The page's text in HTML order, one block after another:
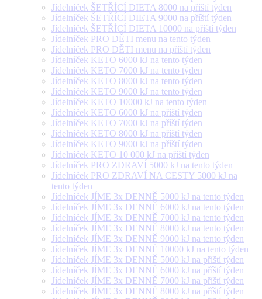
Jídelníček ŠETŘÍCÍ DIETA 8000 na příští týden
Jídelníček ŠETŘÍCÍ DIETA 9000 na příští týden
Jídelníček ŠETŘÍCÍ DIETA 10000 na příští týden
Jídelníček PRO DĚTI menu na tento týden
Jídelníček PRO DĚTI menu na příští týden
Jídelníček KETO 6000 kJ na tento týden
Jídelníček KETO 7000 kJ na tento týden
Jídelníček KETO 8000 kJ na tento týden
Jídelníček KETO 9000 kJ na tento týden
Jídelníček KETO 10000 kJ na tento týden
Jídelníček KETO 6000 kJ na příští týden
Jídelníček KETO 7000 kJ na příští týden
Jídelníček KETO 8000 kJ na příští týden
Jídelníček KETO 9000 kJ na příští týden
Jídelníček KETO 10 000 kJ na příští týden
Jídelníček PRO ZDRAVÍ 5000 kJ na tento týden
Jídelníček PRO ZDRAVÍ NA CESTY 5000 kJ na
tento týden
Jídelníček JÍME 3x DENNĚ 5000 kJ na tento týden
Jídelníček JÍME 3x DENNĚ 6000 kJ na tento týden
Jídelníček JÍME 3x DENNĚ 7000 kJ na tento týden
Jídelníček JÍME 3x DENNĚ 8000 kJ na tento týden
Jídelníček JÍME 3x DENNĚ 9000 kJ na tento týden
Jídelníček JÍME 3x DENNĚ 10000 kJ na tento týden
Jídelníček JÍME 3x DENNĚ 5000 kJ na příští týden
Jídelníček JÍME 3x DENNĚ 6000 kJ na příští týden
Jídelníček JÍME 3x DENNĚ 7000 kJ na příští týden
Jídelníček JÍME 3x DENNĚ 8000 kJ na příští týden